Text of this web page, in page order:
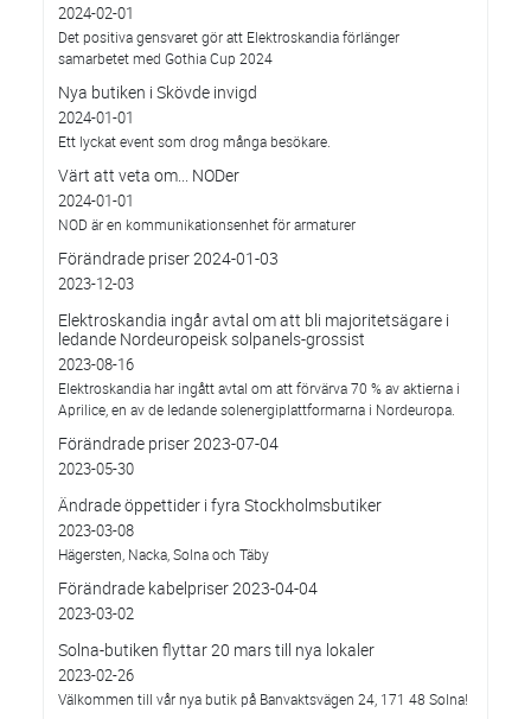
2024-02-01
Det positiva gensvaret gör att Elektroskandia förlänger
samarbetet med Gothia Cup 2024
Nya butiken i Skövde invigd
2024-01-01
Ett lyckat event som drog många besökare.
Värt att veta om... NODer
2024-01-01
NOD är en kommunikationsenhet för armaturer
Förändrade priser 2024-01-03
2023-12-03
Elektroskandia ingår avtal om att bli majoritetsägare i
ledande Nordeuropeisk solpanels-grossist
2023-08-16
Elektroskandia har ingått avtal om att förvärva 70 % av aktierna i
Aprilice, en av de ledande solenergiplattformarna i Nordeuropa.
Förändrade priser 2023-07-04
2023-05-30
Ändrade öppettider i fyra Stockholmsbutiker
2023-03-08
Hägersten, Nacka, Solna och Täby
Förändrade kabelpriser 2023-04-04
2023-03-02
Solna-butiken flyttar 20 mars till nya lokaler
2023-02-26
Välkommen till vår nya butik på Banvaktsvägen 24, 171 48 Solna!